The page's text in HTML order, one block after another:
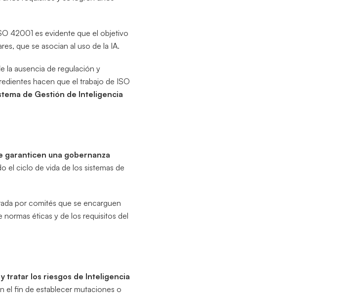
42001 es evidente que el objetivo
que se asocian al uso de la IA.
la ausencia de regulación y
hacen que el trabajo de ISO
de Gestión de Inteligencia
garanticen una gobernanza
el ciclo de vida de los sistemas de
por comités que se encarguen
normas éticas y de los requisitos del
tratar los riesgos de Inteligencia
el fin de establecer mutaciones o